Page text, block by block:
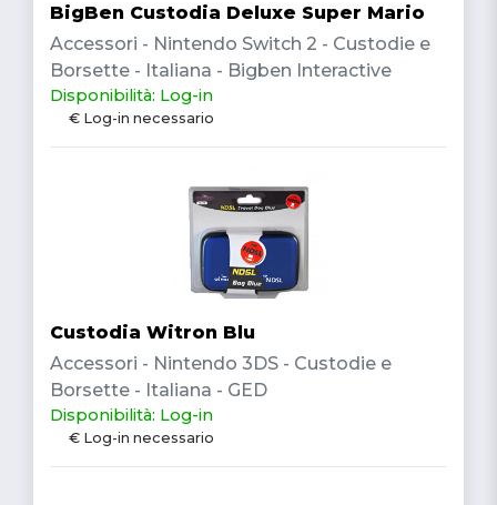
BigBen Custodia Deluxe Super Mario
Accessori - Nintendo Switch 2 - Custodie e
Borsette - Italiana - Bigben Interactive
Disponibilità: Log-in
€ Log-in necessario
Custodia Witron Blu
Accessori - Nintendo 3DS - Custodie e
Borsette - Italiana - GED
Disponibilità: Log-in
€ Log-in necessario